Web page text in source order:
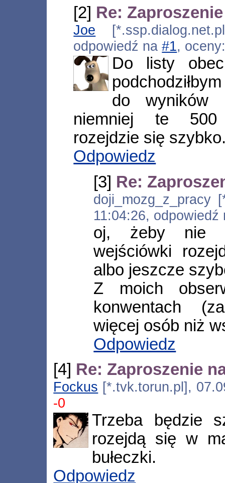
[2] Re:
Joe
odpowiedź na#1,
Do listy
do wyników
niemniej te 500
rozejdzie się
Odpowiedz
[3] Re:
doji_mozg_z_pracy
11:04:26,
oj, żeby nie
wejściówki
albo jeszcze
Z moich
konwentach
więcej osób niż
Odpowiedz
[4] Re: Zaproszenie
Fockus [*.tvk.torun.pl],
-0
Trzeba będzie
rozejdą się w
bułeczki.
Odpowiedz